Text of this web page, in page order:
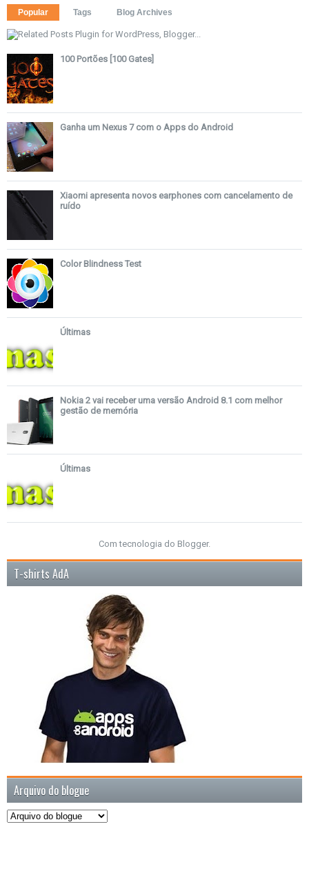
Popular Tags Blog Archives
100 Portões [100 Gates]
Ganha um Nexus 7 com o Apps do Android
Xiaomi apresenta novos earphones com cancelamento de
ruído
Color Blindness Test
Últimas
Nokia 2 vai receber uma versão Android 8.1 com melhor
gestão de memória
Últimas
Com tecnologia do Blogger.
T-shirts AdA
Arquivo do blogue